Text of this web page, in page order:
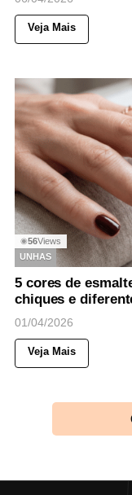
Veja Mais
◉56Views
UNHAS
5 cores de
chiques e
01/04/2026
Veja Mais